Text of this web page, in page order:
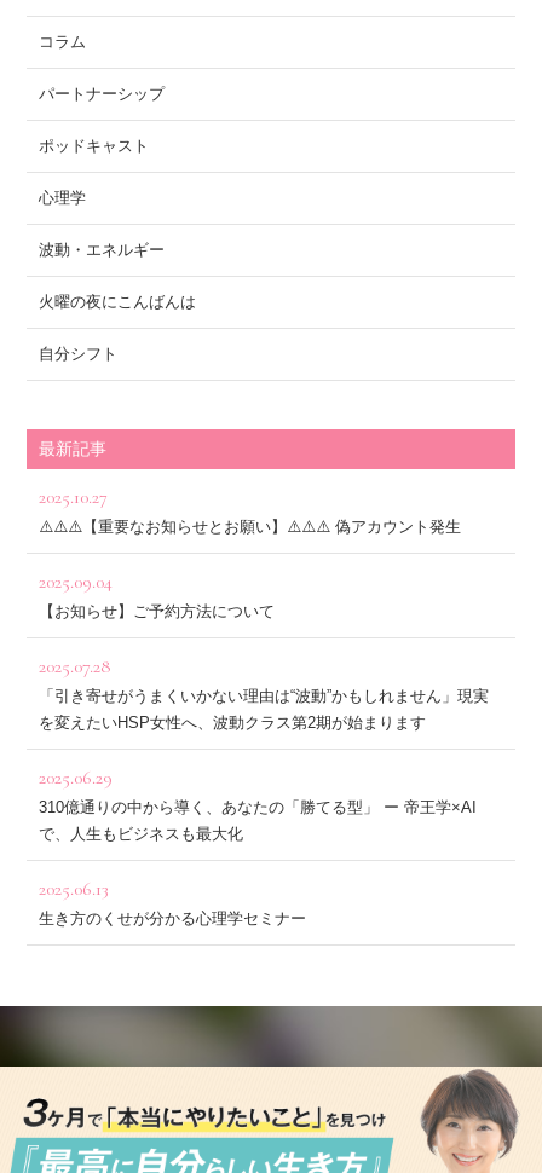
コラム
パートナーシップ
ポッドキャスト
心理学
波動・エネルギー
火曜の夜にこんばんは
自分シフト
最新記事
2025.10.27
⚠️⚠️⚠️【重要なお知らせとお願い】⚠️⚠️⚠️ 偽アカウント発生
2025.09.04
【お知らせ】ご予約方法について
2025.07.28
「引き寄せがうまくいかない理由は“波動”かもしれません」現実
を変えたいHSP女性へ、波動クラス第2期が始まります
2025.06.29
310億通りの中から導く、あなたの「勝てる型」 ー 帝王学×AI
で、人生もビジネスも最大化
2025.06.13
生き方のくせが分かる心理学セミナー